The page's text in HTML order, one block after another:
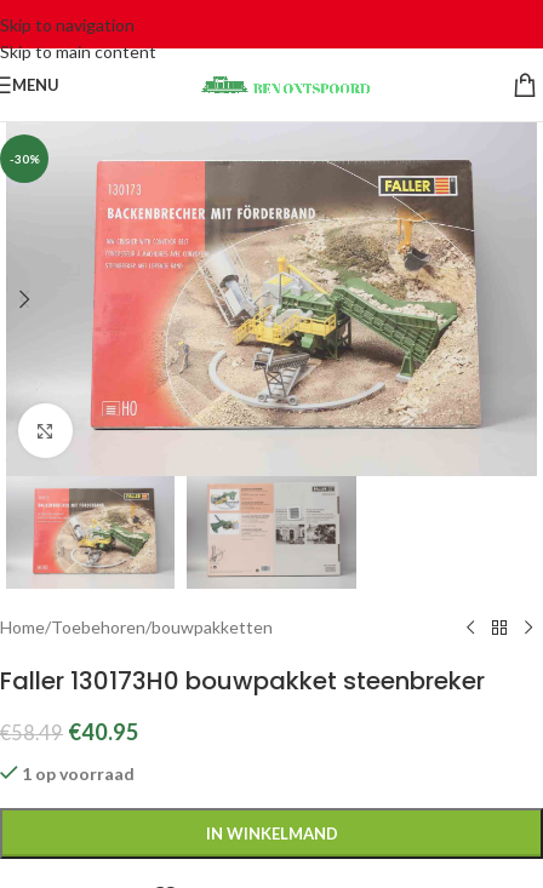
Skip to navigation
Skip to main content
MENU
-30%
Click to enlarge
Home/Toebehoren/bouwpakketten
Faller 130173H0 bouwpakket steenbreker
€58.49 €40.95
1 op voorraad
IN WINKELMAND